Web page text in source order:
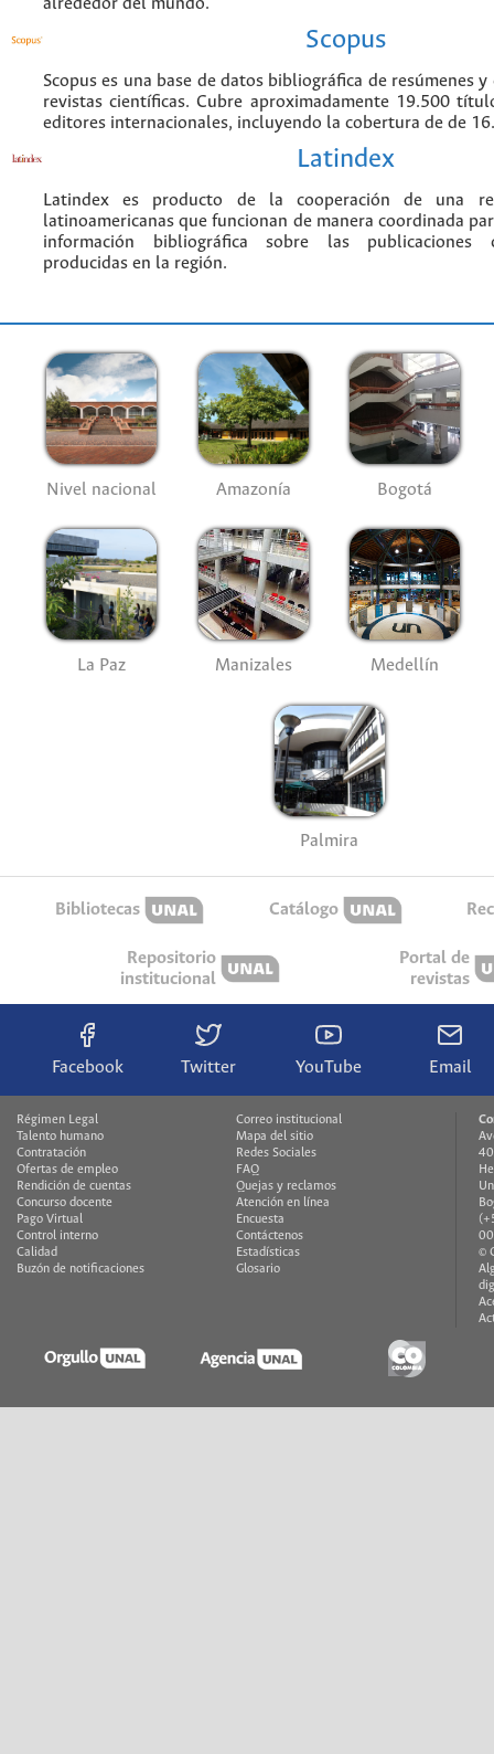
alrededor del mundo.
Scopus
Scopus es una base de datos bibliográfica de resúmenes
revistas científicas. Cubre aproximadamente 19.500
editores internacionales, incluyendo la cobertura de de
Latindex
Latindex es producto de la cooperación de una
latinoamericanas que funcionan de manera coordinada
información bibliográfica sobre las publicaciones
producidas en la región.
Nivel nacional Amazonía Bogotá
La Paz Manizales Medellín
Palmira
Bibliotecas Catálogo
Repositorio
institucional
Portal de
revistas
Facebook Twitter YouTube Email
Régimen Legal
Talento humano
Contratación
Ofertas de empleo
Rendición de cuentas
Concurso docente
Pago Virtual
Control interno
Calidad
Buzón de notificaciones
Correo institucional
Mapa del sitio
Redes Sociales
FAQ
Quejas y reclamos
Atención en línea
Encuesta
Contáctenos
Estadísticas
Glosario
©